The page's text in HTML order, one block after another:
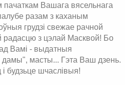
Вашага вясельнага
разам з каханым
грудзі свежае рачной
радасцю з цэлай Масквой! Бо
Вамі - выдатныя
масты... Гэта Ваш дзень.
будзьце шчаслівыя!